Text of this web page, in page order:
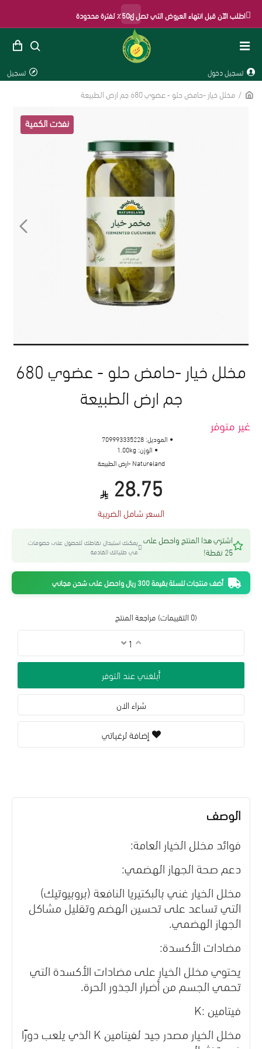
اطلب الآن قبل انتهاء العروض التي تصل ل50٪ لفترة محدودة×
تسجيل دخول تسجيل
مخلل خيار -حامض حلو - عضوي 680 جم ارض الطبيعة
غير متوفر
مخلل خيار -حامض حلو - عضوي 680
جم ارض الطبيعة
(0 التقييمات) مراجعة المنتج
28.75
السعر شامل الضريبة
الموديل: 709993335228
الوزن: 1.00kg
Natureland -ارض الطبيعة
اشتري هذا المنتج واحصل على
25 نقطة!
يمكنك استبدال نقاطك للحصول على خصومات
في طلباتك القادمة
أضف منتجات للسلة بقيمة 300 ريال واحصل على شحن مجاني
أبلغني عند التوفر
شراء الان
إضافة لرغباتي
الوصف
فوائد مخلل الخيار العامة:
دعم صحة الجهاز الهضمي:
مخلل الخيار غني بالبكتيريا النافعة (بروبيوتيك)
التي تساعد على تحسين الهضم وتقليل مشاكل
الجهاز الهضمي.
مضادات الأكسدة:
يحتوي مخلل الخيار على مضادات الأكسدة التي
تحمي الجسم من أضرار الجذور الحرة.
فيتامين K:
مخلل الخيار مصدر جيد لفيتامين K الذي يلعب دورًا